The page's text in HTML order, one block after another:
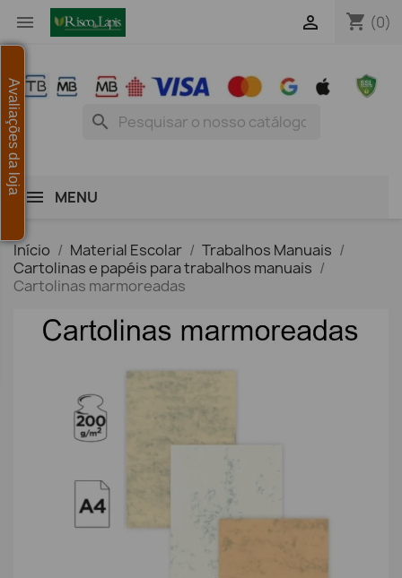
 shopping_cart (0)

search
MENU
Início Material Escolar
Trabalhos Manuais
Cartolinas e papéis para trabalhos manuais
Cartolinas marmoreadas
Avaliações da loja